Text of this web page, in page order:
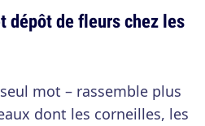
dépôt de fleurs chez les
mot – rassemble plus
dont les corneilles, les